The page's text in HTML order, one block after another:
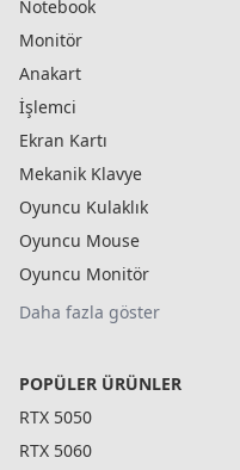
Notebook
Monitör
Anakart
İşlemci
Ekran Kartı
Mekanik Klavye
Oyuncu Kulaklık
Oyuncu Mouse
Oyuncu Monitör
Daha fazla göster
POPÜLER ÜRÜNLER
RTX 5050
RTX 5060